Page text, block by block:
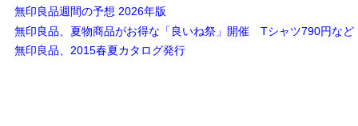
無印良品週間の予想 2026年版
無印良品、夏物商品がお得な「良いね祭」開催 Tシャツ790円など
無印良品、2015春夏カタログ発行